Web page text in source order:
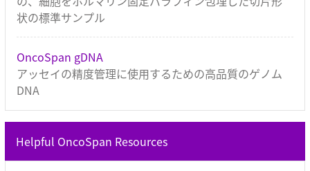
状の標準サンプル
OncoSpan gDNA
アッセイの精度管理に使用するための高品質のゲノム
DNA
Helpful OncoSpan Resources